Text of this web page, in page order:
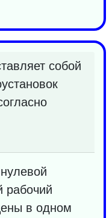
собой
рабочий
в одном